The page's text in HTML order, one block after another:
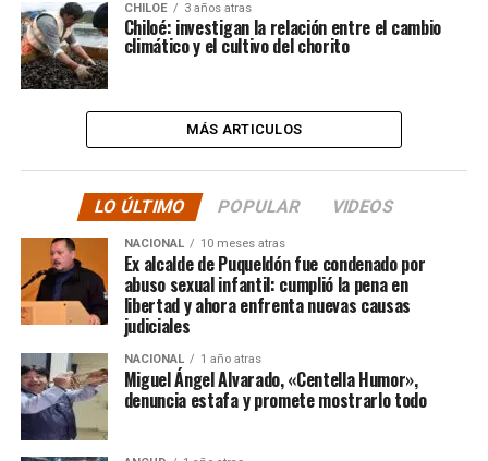
CHILOE 3 años atras
Chiloé: investigan la relación entre el cambio
climático y el cultivo del chorito
MÁS ARTICULOS
LO ÚLTIMO POPULAR VIDEOS
NACIONAL 10 meses atras
Ex alcalde de Puqueldón fue condenado por
abuso sexual infantil: cumplió la pena en
libertad y ahora enfrenta nuevas causas
judiciales
NACIONAL 1 año atras
Miguel Ángel Alvarado, «Centella Humor»,
denuncia estafa y promete mostrarlo todo